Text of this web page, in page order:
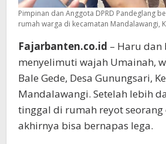
Pimpinan dan Anggota DPRD Pandeglang
rumah warga di kecamatan Mandalawangi,
Fajarbanten.co.id – Haru dan
menyelimuti wajah Umainah,
Bale Gede, Desa Gunungsari,
Mandalawangi. Setelah lebih
tinggal di rumah reyot
akhirnya bisa bernapas lega.